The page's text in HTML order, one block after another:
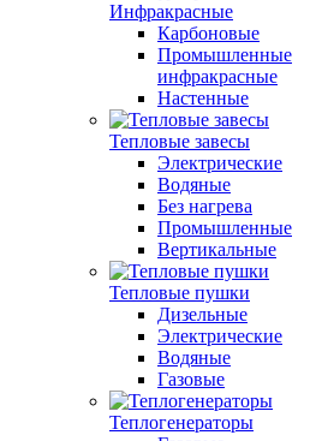
Инфракрасные
Карбоновые
Промышленные
инфракрасные
Настенные
Тепловые завесы
Электрические
Водяные
Без нагрева
Промышленные
Вертикальные
Тепловые пушки
Дизельные
Электрические
Водяные
Газовые
Теплогенераторы